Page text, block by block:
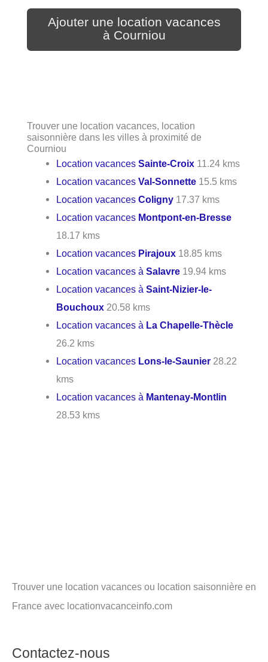
Ajouter une location vacances
à Courniou
Trouver une location vacances, location
saisonnière dans les villes à proximité de
Courniou
Location vacancesSainte-Croix 11.24 kms
Location vacancesVal-Sonnette 15.5 kms
Location vacancesColigny 17.37 kms
Location vacances Montpont-en-Bresse
18.17 kms
Location vacances Pirajoux 18.85 kms
Location vacances àSalavre 19.94 kms
Location vacances àSaint-Nizier-le-
Bouchoux 20.58 kms
Location vacances à La Chapelle-Thècle
26.2 kms
Location vacances Lons-le-Saunier 28.22
kms
Location vacances à Mantenay-Montlin
28.53 kms
Trouver une location vacances ou location saisonnière en
France avec locationvacanceinfo.com
Contactez-nous